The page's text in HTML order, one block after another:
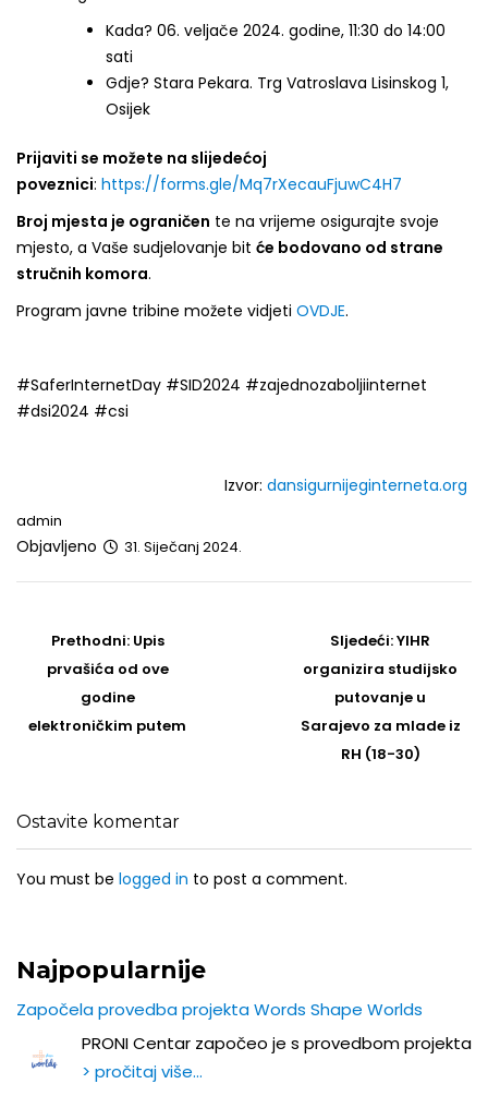
Kada? 06. veljače 2024. godine, 11:30 do 14:00
sati
Gdje? Stara Pekara. Trg Vatroslava Lisinskog 1,
Osijek
Prijaviti se možete na slijedećoj
poveznici: https://forms.gle/Mq7rXecauFjuwC4H7
Broj mjesta je ograničen te na vrijeme osigurajte svoje
mjesto, a Vaše sudjelovanje bit će bodovano od strane
stručnih komora.
Program javne tribine možete vidjeti OVDJE.
#SaferInternetDay #SID2024 #zajednozaboljiinternet
#dsi2024 #csi
Izvor: dansigurnijeginterneta.org
admin
Objavljeno 31. Siječanj 2024.
navigation
Prethodni: Prethodni
post
Upis
prvašića od ove
godine
elektroničkim putem
Sljedeći:Sljedeći
Post
YIHR
organizira studijsko
putovanje u
Sarajevo za mlade iz
RH (18-30)
Ostavite komentar
You must be logged in to post a comment.
Najpopularnije
Započela provedba projekta Words Shape Worlds
PRONI Centar započeo je s provedbom projekta
> pročitaj više…